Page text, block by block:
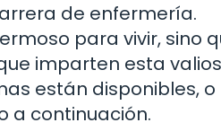
de enfermería.
para vivir, sino
imparten esta
están disponibles, o
a continuación.